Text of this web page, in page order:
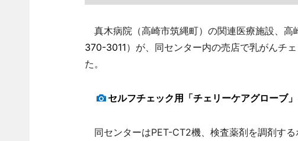
真木病院（高崎市筑縄町）の関連医療施設、高
370-3011）が、同センター内の売店で乳がんチ
た。
セルフチェック用「チェリーケアグローブ
同センターはPET-CT2機、検査薬剤を調剤す